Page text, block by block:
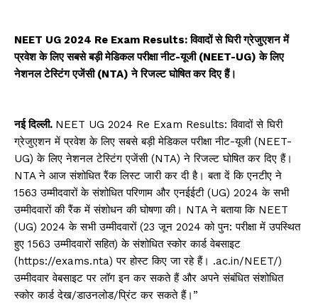
NEET UG 2024 Re Exam Results: विवादों से घिरी ग्रेजुएशन में
प्रवेश के लिए सबसे बड़ी मेडिकल परीक्षा नीट-यूजी (NEET-UG) के लिए
नेशनल टेस्टिंग एजेंसी (NTA) ने रिजल्ट घोषित कर दिए हैं।
नई दिल्ली. NEET UG 2024 Re Exam Results: विवादों से घिरी
ग्रेजुएशन में प्रवेश के लिए सबसे बड़ी मेडिकल परीक्षा नीट-यूजी (NEET-
UG) के लिए नेशनल टेस्टिंग एजेंसी (NTA) ने रिजल्ट घोषित कर दिए हैं।
NTA ने आज संशोधित रैंक लिस्ट जारी कर दी है। बता दें कि एनटीए ने
1563 उम्मीदवारों के संशोधित परिणाम और एनईईटी (UG) 2024 के सभी
उम्मीदवारों की रैंक में संशोधन की घोषणा की। NTA ने बताया कि NEET
(UG) 2024 के सभी उम्मीदवारों (23 जून 2024 को पुन: परीक्षा में उपस्थित
हुए 1563 उम्मीदवारों सहित) के संशोधित स्कोर कार्ड वेबसाइट
(https://exams.nta) पर होस्ट किए जा रहे हैं। .ac.in/NEET/)
उम्मीदवार वेबसाइट पर लॉग इन कर सकते हैं और अपने संबंधित संशोधित
स्कोर कार्ड देख/डाउनलोड/प्रिंट कर सकते हैं।”